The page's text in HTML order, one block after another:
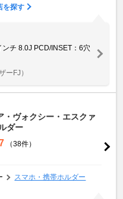
を探す
チ 8.0J PCD/INSET：6穴
ーFJ）
・ヴォクシー・エスクァ
ダー
（38件）
スマホ・携帯ホルダー